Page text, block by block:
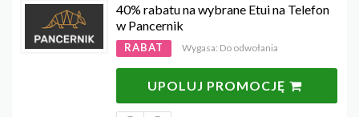
40% rabatu na wybrane Etui na Telefon
w Pancernik
RABAT Wygasa: Do odwołania
UPOLUJ PROMOCJĘ